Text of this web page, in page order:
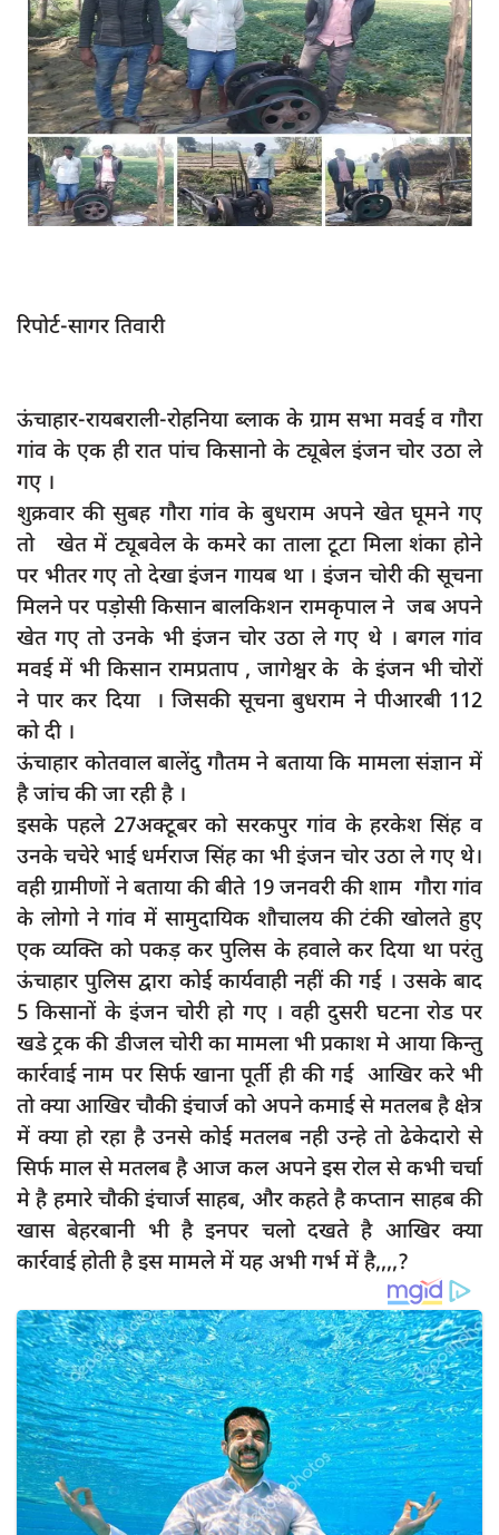
App verify
समस्या
Covid-19
अपराध
राजनीति
शिक्षा
साक्षात्कार
latest
प्रशासनिक
दुर्घटना
editors-pick
other
Login
Register
English
रिपोर्ट-सागर तिवारी
ऊंचाहार-रायबराली-रोहनिया ब्लाक के ग्राम सभा मवई व गौरा
गांव के एक ही रात पांच किसानो के ट्यूबेल इंजन चोर उठा ले
गए ।
शुक्रवार की सुबह गौरा गांव के बुधराम अपने खेत घूमने गए
तो खेत में ट्यूबवेल के कमरे का ताला टूटा मिला शंका होने
पर भीतर गए तो देखा इंजन गायब था । इंजन चोरी की सूचना
मिलने पर पड़ोसी किसान बालकिशन रामकृपाल ने जब अपने
खेत गए तो उनके भी इंजन चोर उठा ले गए थे । बगल गांव
मवई में भी किसान रामप्रताप , जागेश्वर के के इंजन भी चोरों
ने पार कर दिया । जिसकी सूचना बुधराम ने पीआरबी 112
को दी ।
ऊंचाहार कोतवाल बालेंदु गौतम ने बताया कि मामला संज्ञान में
है जांच की जा रही है ।
इसके पहले 27अक्टूबर को सरकपुर गांव के हरकेश सिंह व
उनके चचेरे भाई धर्मराज सिंह का भी इंजन चोर उठा ले गए थे।
वही ग्रामीणों ने बताया की बीते 19 जनवरी की शाम गौरा गांव
के लोगो ने गांव में सामुदायिक शौचालय की टंकी खोलते हुए
एक व्यक्ति को पकड़ कर पुलिस के हवाले कर दिया था परंतु
ऊंचाहार पुलिस द्वारा कोई कार्यवाही नहीं की गई । उसके बाद
5 किसानों के इंजन चोरी हो गए । वही दुसरी घटना रोड पर
खडे ट्रक की डीजल चोरी का मामला भी प्रकाश मे आया किन्तु
कार्रवाई नाम पर सिर्फ खाना पूर्ती ही की गई आखिर करे भी
तो क्या आखिर चौकी इंचार्ज को अपने कमाई से मतलब है क्षेत्र
में क्या हो रहा है उनसे कोई मतलब नही उन्हे तो ढेकेदारो से
सिर्फ माल से मतलब है आज कल अपने इस रोल से कभी चर्चा
मे है हमारे चौकी इंचार्ज साहब, और कहते है कप्तान साहब की
खास बेहरबानी भी है इनपर चलो दखते है आखिर क्या
कार्रवाई होती है इस मामले में यह अभी गर्भ में है,,,,?